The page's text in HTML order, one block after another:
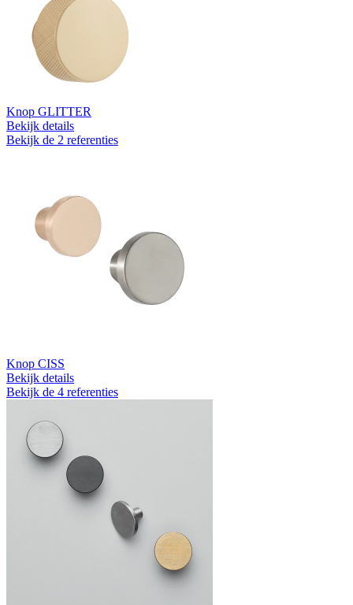
Knop GLITTER
Bekijk details
Bekijk de 2 referenties
Knop CISS
Bekijk details
Bekijk de 4 referenties